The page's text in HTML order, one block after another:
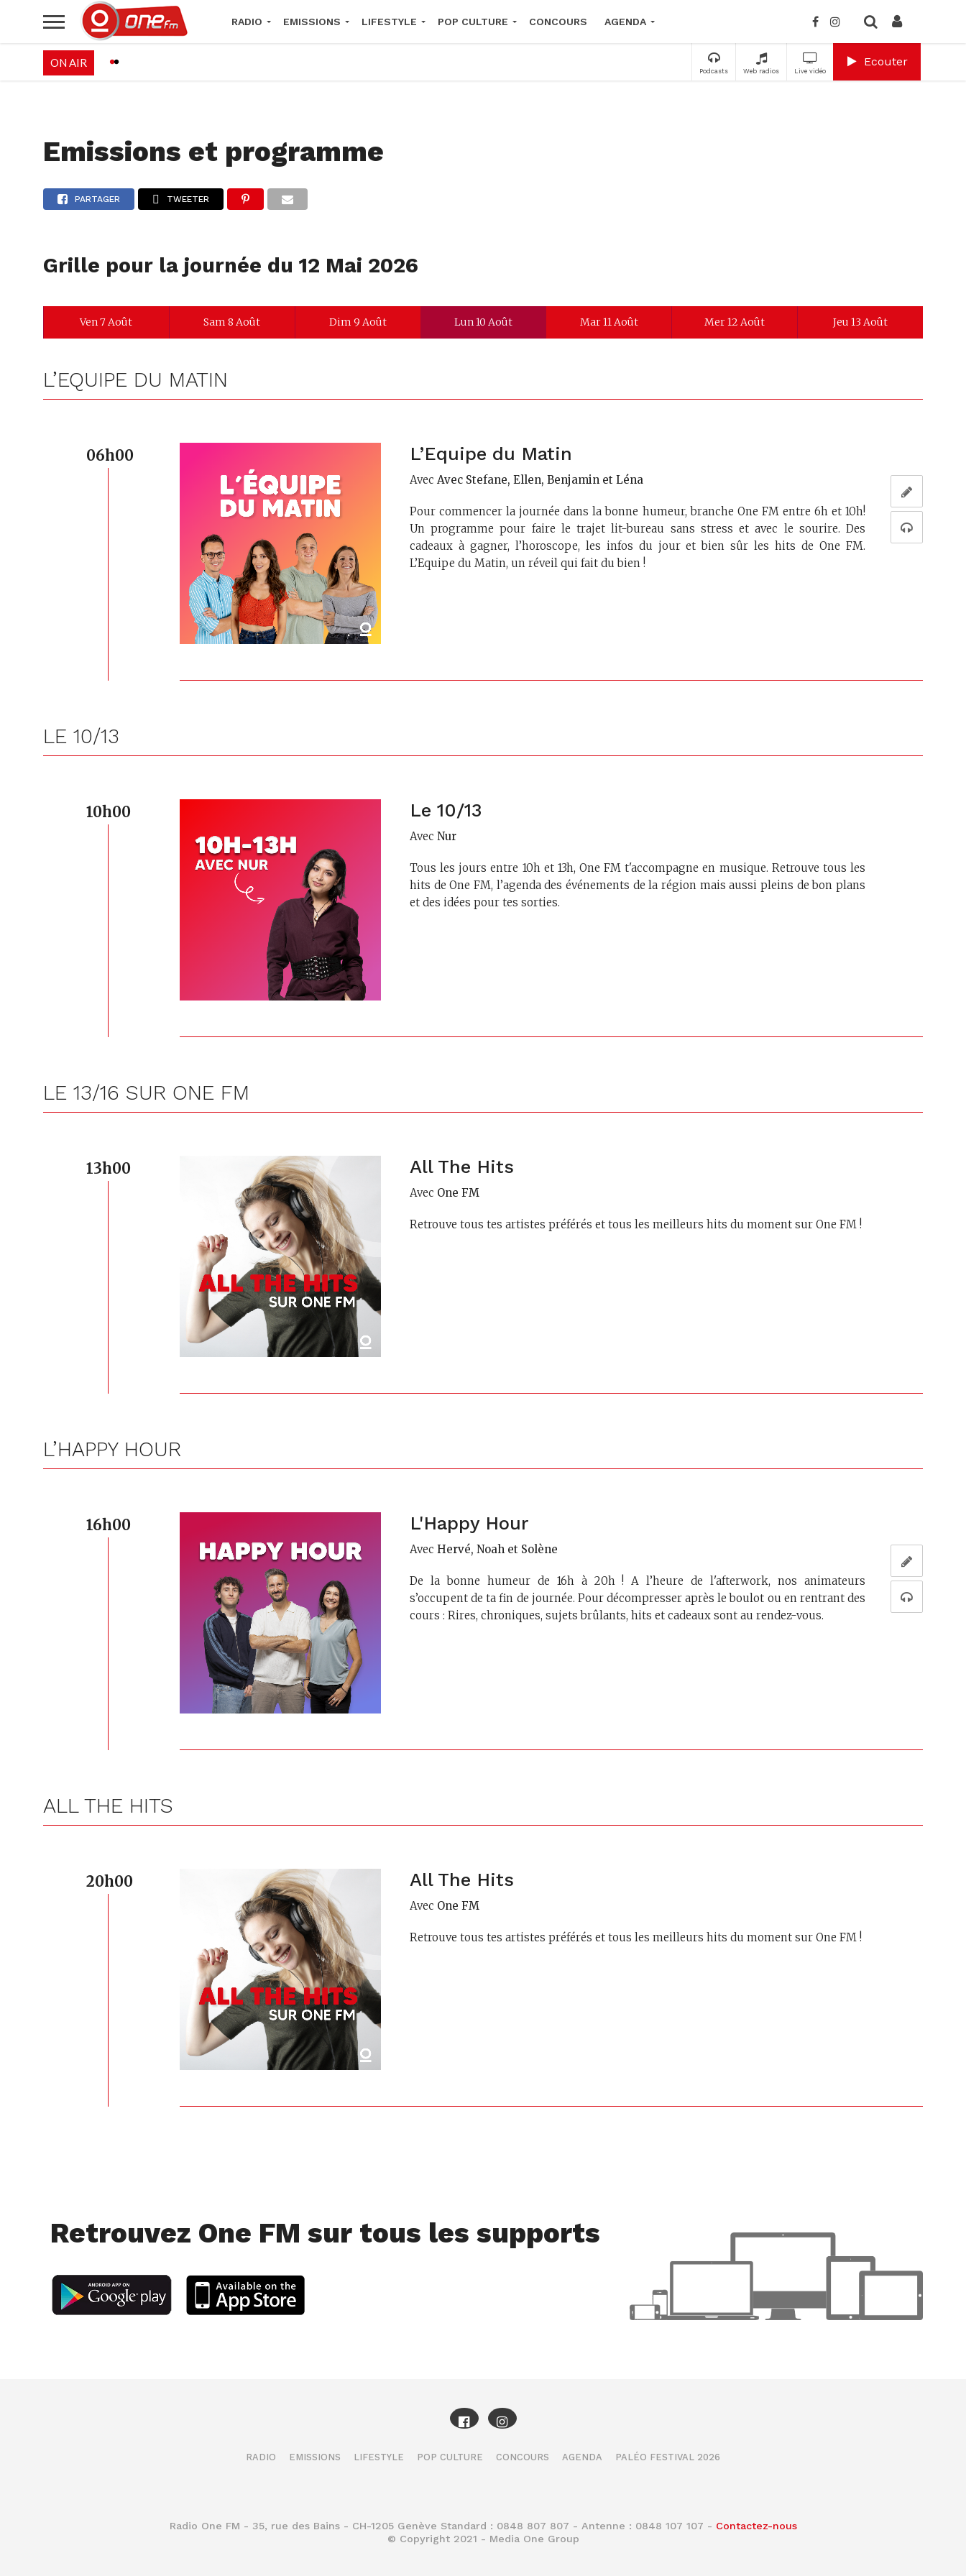
RADIO EMISSIONS LIFESTYLE POP CULTURE CONCOURS AGENDA
Podcasts Web radios Live vidéo
Ecouter
ON AIR
Emissions et programme
PARTAGER TWEETER
Grille pour la journée du 12 Mai 2026
Ven 7 Août Sam 8 Août Dim 9 Août Lun 10 Août Mar 11 Août Mer 12 Août Jeu 13 Août
L’EQUIPE DU MATIN
06h00 L’Equipe du Matin
Avec Avec Stefane, Ellen, Benjamin et Léna
Pour commencer la journée dans la bonne humeur, branche One FM entre 6h et 10h!
Un programme pour faire le trajet lit-bureau sans stress et avec le sourire. Des
cadeaux à gagner, l’horoscope, les infos du jour et bien sûr les hits de One FM.
L’Equipe du Matin, un réveil qui fait du bien !
LE 10/13
10h00 Le 10/13
Avec Nur
Tous les jours entre 10h et 13h, One FM t'accompagne en musique. Retrouve tous les
hits de One FM, l’agenda des événements de la région mais aussi pleins de bon plans
et des idées pour tes sorties.
LE 13/16 SUR ONE FM
13h00 All The Hits
Avec One FM
Retrouve tous tes artistes préférés et tous les meilleurs hits du moment sur One FM !
L’HAPPY HOUR
16h00 L'Happy Hour
Avec Hervé, Noah et Solène
De la bonne humeur de 16h à 20h ! A l’heure de l'afterwork, nos animateurs
s’occupent de ta fin de journée. Pour décompresser après le boulot ou en rentrant des
cours : Rires, chroniques, sujets brûlants, hits et cadeaux sont au rendez-vous.
ALL THE HITS
20h00 All The Hits
Avec One FM
Retrouve tous tes artistes préférés et tous les meilleurs hits du moment sur One FM !
Retrouvez One FM sur tous les supports
RADIO EMISSIONS LIFESTYLE POP CULTURE CONCOURS AGENDA PALÉO FESTIVAL 2026
Radio One FM - 35, rue des Bains - CH-1205 Genève Standard : 0848 807 807 - Antenne : 0848 107 107 - Contactez-nous
© Copyright 2021 - Media One Group